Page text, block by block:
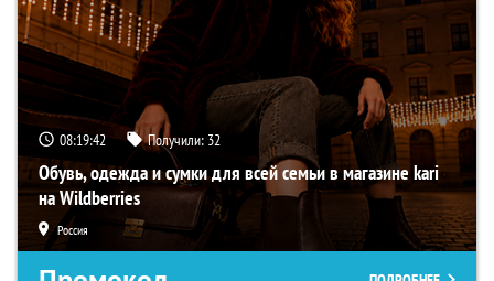
08:19:41 Получили: 32
Обувь, одежда и сумки для всей семьи в магазине kari
на Wildberries
Россия